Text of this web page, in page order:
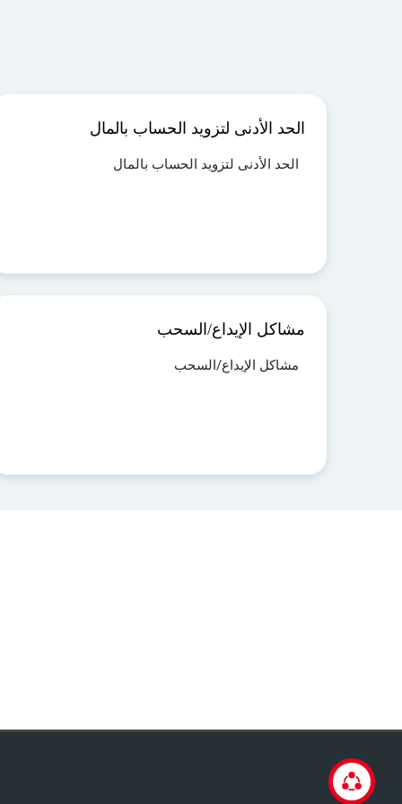
الحد الأدنى لتزويد الحساب بالمال
الحد الأدنى لتزويد الحساب بالمال
مشاكل الإيداع/السحب
مشاكل الإيداع/السحب